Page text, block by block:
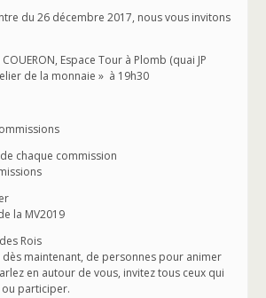
du 26 décembre 2017, nous vous invitons
Espace Tour à Plomb (quai JP
de la monnaie » à 19h30
chaque commission
la MV2019
Rois
maintenant, de personnes pour animer
en autour de vous, invitez tous ceux qui
ou participer.